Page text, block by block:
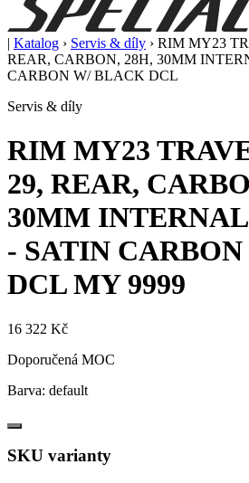
| Katalog › Servis & díly › RIM MY23
REAR, CARBON, 28H, 30MM
CARBON W/ BLACK DCL
Servis & díly
RIM MY23
29, REAR,
30MM
- SATIN
DCLMY 9999
16 322 Kč
Doporučená MOC
Barva: default
SKU varianty